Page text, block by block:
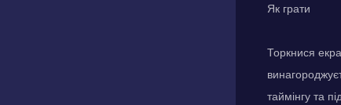
Як грати
Торкнися
таймінгу та